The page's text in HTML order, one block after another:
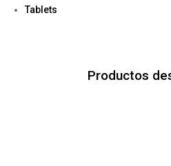
Tablets
Productos